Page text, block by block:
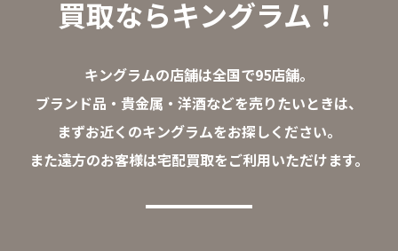
買取ならキングラム！
キングラムの店舗は全国で95店舗。
ブランド品・貴金属・洋酒などを売りたいときは、
まずお近くのキングラムをお探しください。
また遠方のお客様は宅配買取をご利用いただけます。